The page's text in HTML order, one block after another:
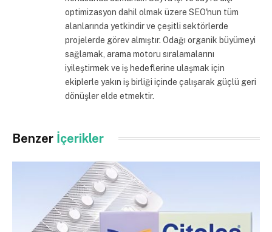
optimizasyon dahil olmak üzere SEO'nun tüm
alanlarında yetkindir ve çeşitli sektörlerde
projelerde görev almıştır. Odağı organik büyümeyi
sağlamak, arama motoru sıralamalarını
iyileştirmek ve iş hedeflerine ulaşmak için
ekiplerle yakın iş birliği içinde çalışarak güçlü geri
dönüşler elde etmektir.
Benzer İçerikler